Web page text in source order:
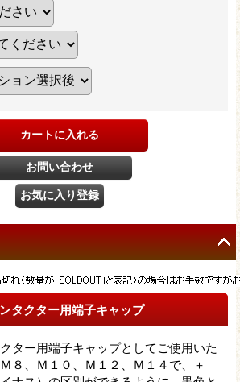
タクター用端子キャップ
ター用端子キャップとしてご使用いた
８、Ｍ１０、Ｍ１２、Ｍ１４で、＋